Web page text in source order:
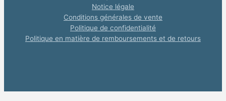
Notice légale
Conditions générales de vente
Politique de confidentialité
Politique en matière de remboursements et de retours